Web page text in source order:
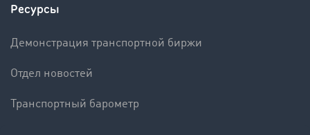
Ресурсы
Демонстрация транспортной биржи
Отдел новостей
Транспортный барометр